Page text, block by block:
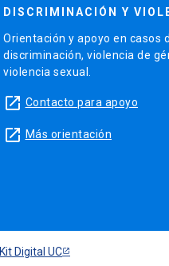
DISCRIMINACIÓN Y
Orientación y apoyo en casos
discriminación, violencia de
violencia sexual.
launch Contacto para apoyo
launch Más orientación
Kit Digital UC